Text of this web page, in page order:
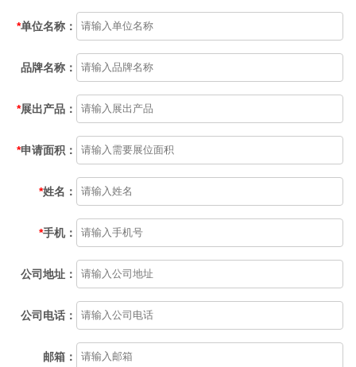
集团展会
*单位名称：
品牌名称：
*展出产品：
*申请面积：
*姓名：
*手机：
公司地址：
公司电话：
邮箱：